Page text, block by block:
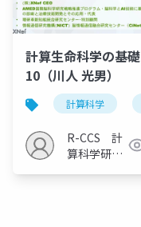
計算生命科学の基礎
10（川人 光男）
計算科学
R-CCS 計
算科学研究